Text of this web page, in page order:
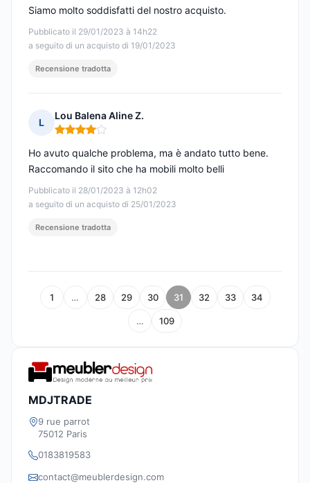
Pubblicato il 29/01/2023 à 14h22
a seguito di un acquisto di 19/01/2023
Siamo molto soddisfatti del nostro acquisto.
Recensione tradotta
L
Lou Balena Aline Z.
Nota: 4 su 5
Pubblicato il 28/01/2023 à 12h02
a seguito di un acquisto di 25/01/2023
Ho avuto qualche problema, ma è andato tutto bene.
Raccomando il sito che ha mobili molto belli
Recensione tradotta
1 … 28 29 30 31 32 33 34
… 109
MDJTRADE
9 rue parrot
75012 Paris
0183819583
contact@meublerdesign.com